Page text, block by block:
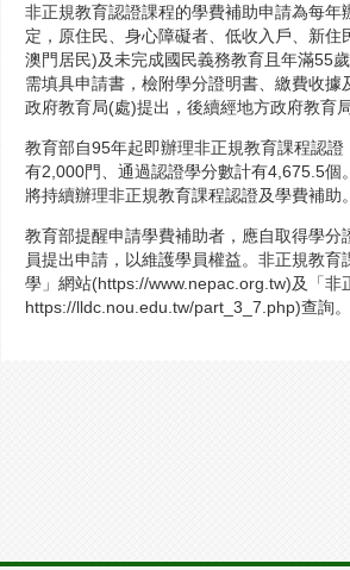
非正規教育認證課程的學費補助申請為每
定，原住民、身心障礙者、低收入戶、新住
澳門居民)及未完成國民義務教育且年滿55
需填具申請書，檢附學分證明書、繳費收
政府教育局(處)提出，後續經地方政府教育
教育部自95年起即辦理非正規教育課程認
有2,000門、通過認證學分數計有4,675.5
將持續辦理非正規教育課程認證及學費補助。
教育部提醒申請學費補助者，應自取得學
員提出申請，以維護學員權益。非正規教
學」網站(https://www.nepac.org.tw)及「
https://lldc.nou.edu.tw/part_3_7.php)查詢。